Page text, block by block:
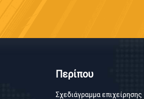
Περίπου
Σχεδιάγραμμα επιχείρησης